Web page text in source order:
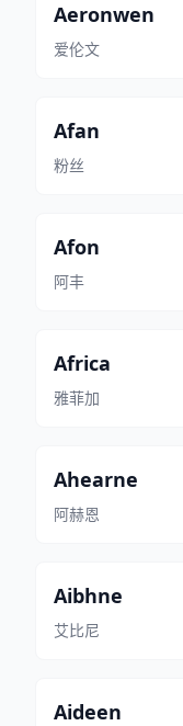
Aeronwen
爱伦文
Afan
粉丝
Afon
阿丰
Africa
雅菲加
Ahearne
阿赫恩
Aibhne
艾比尼
Aideen